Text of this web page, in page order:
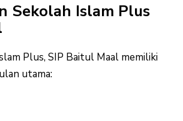
Sekolah Islam Plus
Plus, SIP Baitul Maal memiliki
utama: